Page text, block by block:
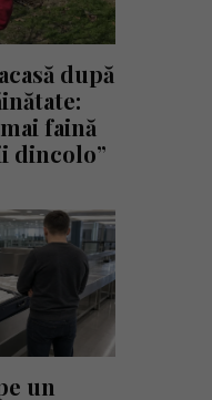
după
faină
dincolo”
un